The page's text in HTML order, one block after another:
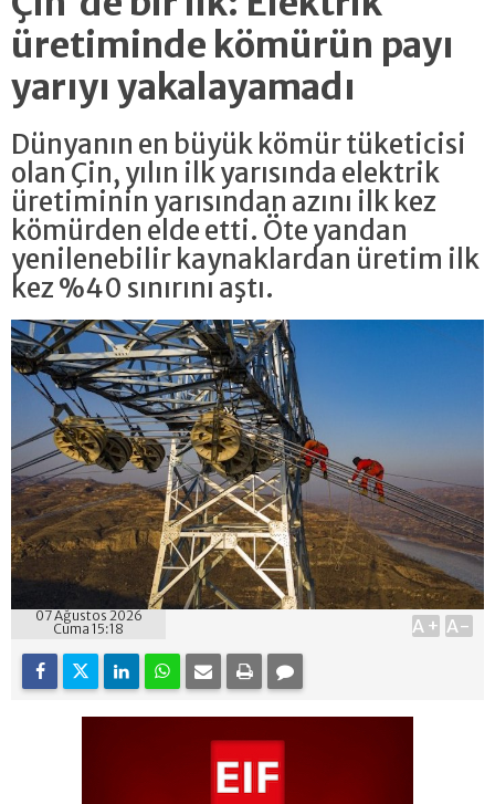
üretiminde kömürün payı
yarıyı yakalayamadı
Dünyanın en büyük kömür tüketicisi
olan Çin, yılın ilk yarısında elektrik
üretiminin yarısından azını ilk kez
kömürden elde etti. Öte yandan
yenilenebilir kaynaklardan üretim ilk
kez %40 sınırını aştı.
07 Ağustos 2026
Cuma 15:18
A+ A-